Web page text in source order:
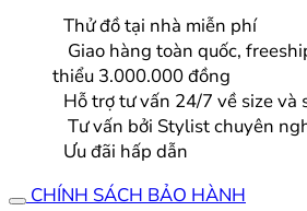
GTG01
lượng
Thử đồ tại nhà miễn phí
Giao hàng toàn quốc,
thiểu 3.000.000 đồng
Hỗ trợ tư vấn 24/7 về size và
Tư vấn bởi Stylist chuyên
Ưu đãi hấp dẫn
CHÍNH SÁCH BẢO HÀNH